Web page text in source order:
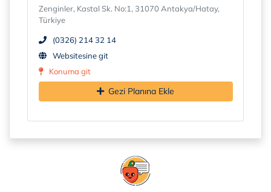
Zenginler, Kastal Sk. No:1, 31070 Antakya/Hatay,
Türkiye
(0326) 214 32 14
Websitesine git
Konuma git
Gezi Planına Ekle